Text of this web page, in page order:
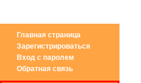
Главная страница
Зарегистрироваться
Вход с паролем
Обратная связь